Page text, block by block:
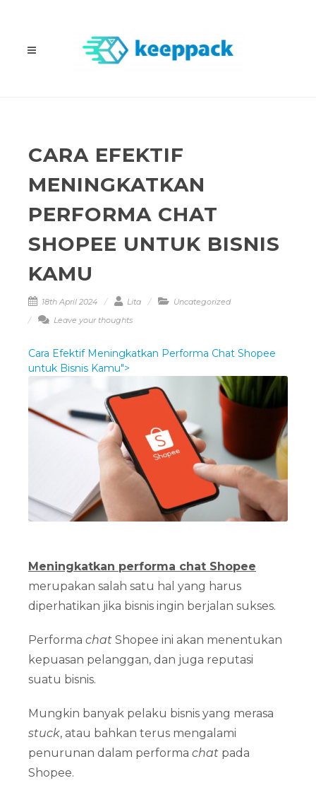
CARA EFEKTIF
MENINGKATKAN
PERFORMA CHAT
SHOPEE UNTUK BISNIS
KAMU
18th April 2024 Lita
Uncategorized
Leave your thoughts
Cara Efektif Meningkatkan Performa Chat Shopee
untuk Bisnis Kamu">
Meningkatkan performa chat Shopee
merupakan salah satu hal yang harus
diperhatikan jika bisnis ingin berjalan sukses.
Performa chat Shopee ini akan menentukan
kepuasan pelanggan, dan juga reputasi
suatu bisnis.
Mungkin banyak pelaku bisnis yang merasa
stuck, atau bahkan terus mengalami
penurunan dalam performa chat pada
Shopee.